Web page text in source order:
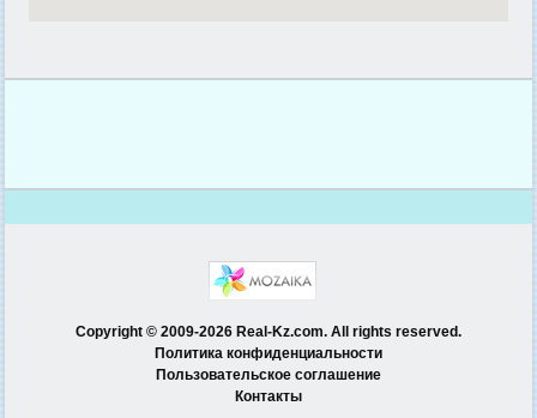
Copyright © 2009-2026 Real-Kz.com. All rights reserved.
Политика конфиденциальности
Пользовательское соглашение
Контакты